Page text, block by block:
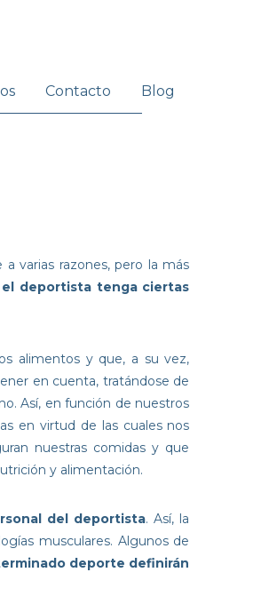
Contacto Blog
varias razones, pero la más
deportista tenga ciertas
alimentos y que, a su vez,
en cuenta, tratándose de
Así, en función de nuestros
en virtud de las cuales nos
nuestras comidas y que
y alimentación.
del deportista. Así, la
musculares. Algunos de
deporte definirán